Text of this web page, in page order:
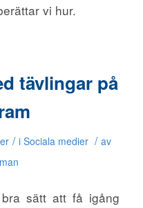
vi hur.
tävlingar på
/ iSociala medier / av
sätt att få igång